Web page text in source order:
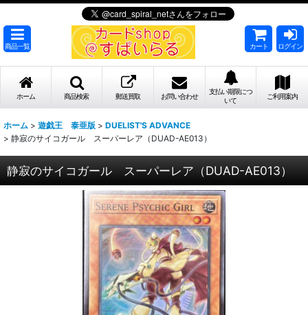
商品一覧 カート ログイン
ホーム 商品検索 郵送買取 お問い合わせ
支払い期限につ
いて
ご利用案内
ホーム > 遊戯王 泰亜版 > DUELIST'S ADVANCE
> 静寂のサイコガール スーパーレア（DUAD-AE013）
静寂のサイコガール スーパーレア（DUAD-AE013）